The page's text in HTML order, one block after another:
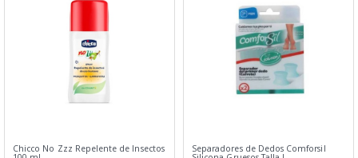
Chicco No Zzz Repelente de Insectos Separadores de Dedos Comforsil